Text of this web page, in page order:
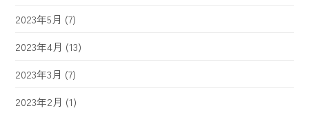
2023年5月 (7)
2023年4月 (13)
2023年3月 (7)
2023年2月 (1)